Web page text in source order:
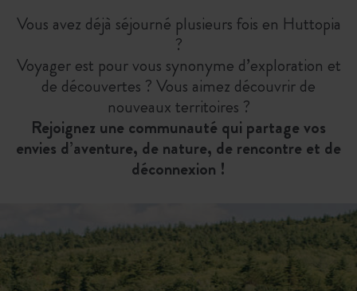
Vous avez déjà séjourné plusieurs fois en Huttopia
?
Voyager est pour vous synonyme d’exploration et
de découvertes ? Vous aimez découvrir de
nouveaux territoires ?
Rejoignez une communauté qui partage vos
envies d’aventure, de nature, de rencontre et de
déconnexion !